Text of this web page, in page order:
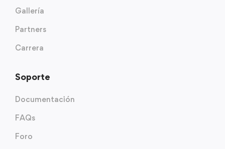
Gallería
Partners
Carrera
Soporte
Documentación
FAQs
Foro